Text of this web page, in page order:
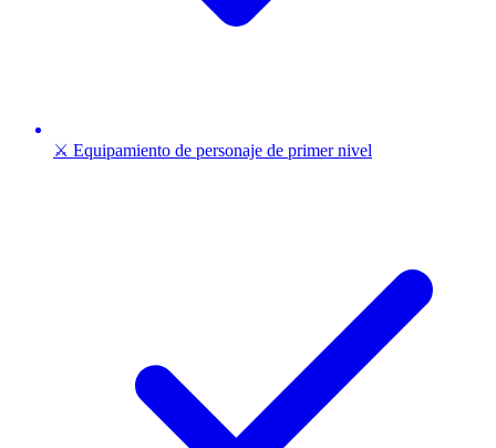
⚔️ Equipamiento de personaje de primer nivel